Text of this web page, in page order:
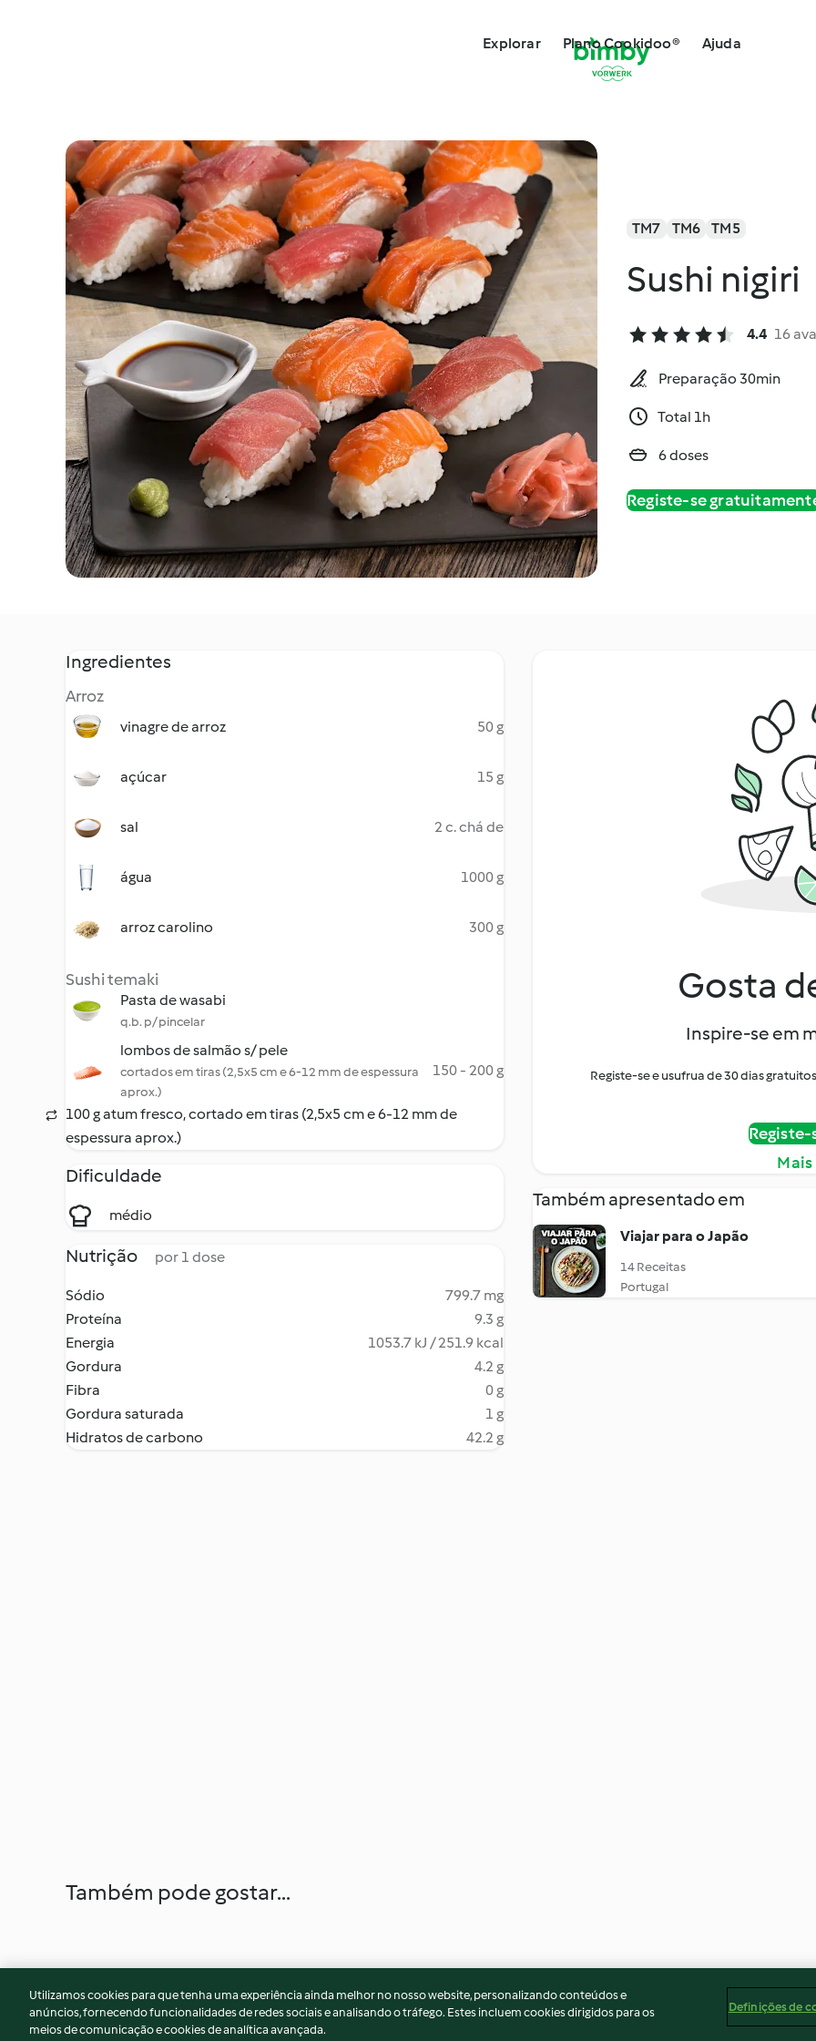
Explorar Plano Cookidoo® Ajuda
TM7 TM6 TM5
Sushi nigiri
4.4 16
Preparação 30min
Total 1h
6 doses
Registe-se
Ingredientes
Arroz
vinagre de arroz 50 g
açúcar 15 g
sal 2 c. chá de
água 1000 g
arroz carolino 300 g
Sushi temaki
Pasta de wasabi
q.b. p/ pincelar
lombos de salmão s/ pele
cortados em tiras (2,5x5 cm e 6-12 mm de espessura
aprox.)
150 - 200 g
100 g atum fresco, cortado em tiras (2,5x5 cm e 6-12 mm de
espessura aprox.)
Dificuldade
médio
Nutrição por 1 dose
Sódio
799.7 mg
Proteína
9.3 g
Energia
1053.7 kJ / 251.9 kcal
Gordura
4.2 g
Fibra
0 g
Gordura saturada
1 g
Hidratos de carbono
42.2 g
Gosta
Inspire-se em
Registe-se e usufrua de 30 dias
Também apresentado em
Viajar para o Japão
14 Receitas
Portugal
Também pode gostar...
Utilizamos cookies para que tenha uma experiência ainda melhor no nosso website, personalizando conteúdos e
anúncios, fornecendo funcionalidades de redes sociais e analisando o tráfego. Estes incluem cookies dirigidos para os
meios de comunicação e cookies de analítica avançada.
Definições de